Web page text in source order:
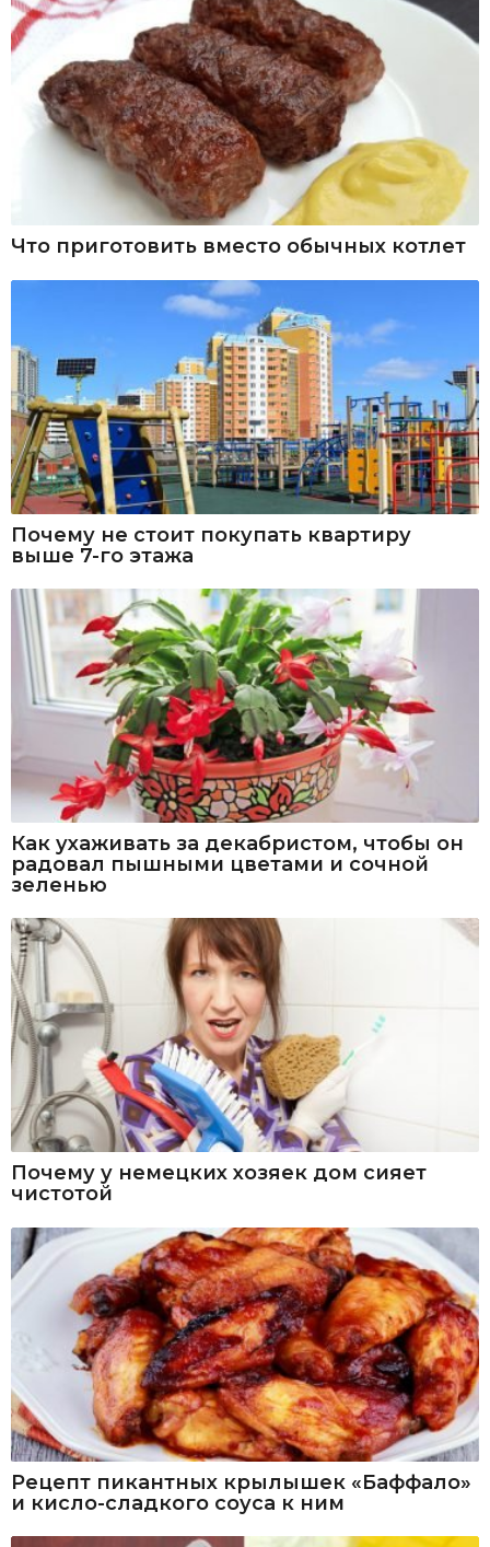
Что приготовить вместо обычных котлет
Почему не стоит покупать квартиру
выше 7-го этажа
Как ухаживать за декабристом, чтобы он
радовал пышными цветами и сочной
зеленью
Почему у немецких хозяек дом сияет
чистотой
Рецепт пикантных крылышек «Баффало»
и кисло-сладкого соуса к ним